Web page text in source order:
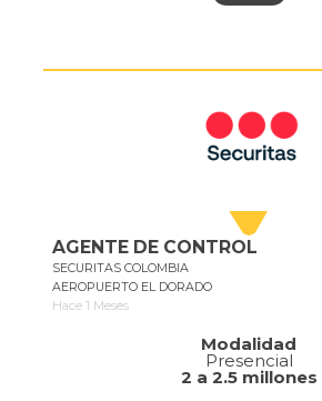
AGENTE DE CONTROL
SECURITAS COLOMBIA
AEROPUERTO EL DORADO
Hace 1 Meses
Modalidad
Presencial
2 a 2.5 millones